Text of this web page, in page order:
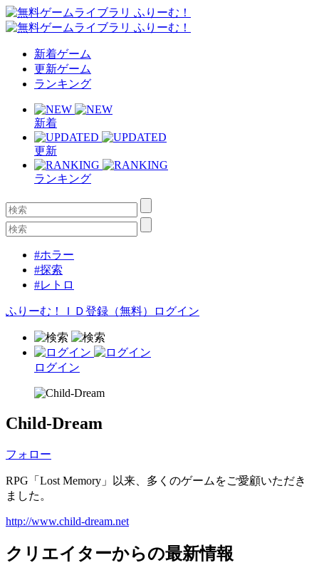
新着ゲーム
更新ゲーム
ランキング
新着
更新
ランキング
#ホラー
#探索
#レトロ
ふりーむ！ＩＤ登録（無料） ログイン
ログイン
Child-Dream
フォロー
RPG「Lost Memory」以来、多くのゲームをご愛顧いただき
ました。
http://www.child-dream.net
クリエイターからの最新情報